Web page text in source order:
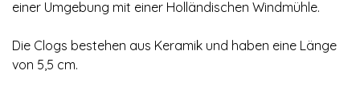
einer Umgebung mit einer Holländischen Windmühle.
Die Clogs bestehen aus Keramik und haben eine Länge
von 5,5 cm.